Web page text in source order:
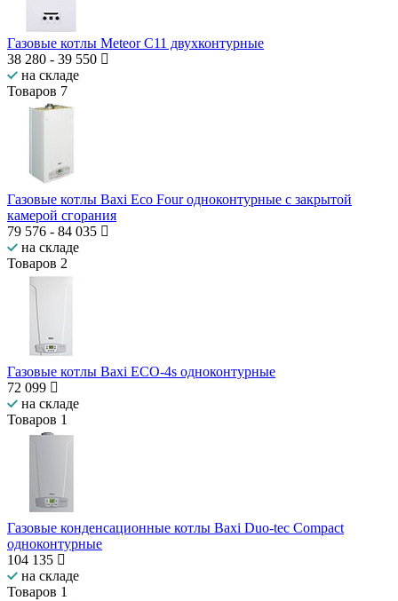
Газовые котлы Meteor C11 двухконтурные
38 280 - 39 550
на складе
Товаров 7
Газовые котлы Baxi Eco Four одноконтурные с закрытой
камерой сгорания
79 576 - 84 035
на складе
Товаров 2
Газовые котлы Baxi ECO-4s одноконтурные
72 099
на складе
Товаров 1
Газовые конденсационные котлы Baxi Duo-tec Compact
одноконтурные
104 135
на складе
Товаров 1